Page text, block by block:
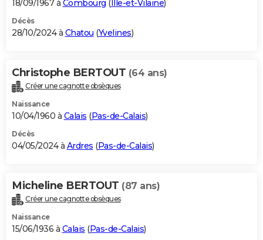
18/09/1967 à Combourg ( Ille-et-Vilaine)
Décès
28/10/2024 à Chatou (Yvelines)
Christophe BERTOUT (64 ans)
Créer une cagnotte obsèques
Naissance
10/04/1960 à Calais (Pas-de-Calais)
Décès
04/05/2024 à Ardres (Pas-de-Calais)
Micheline BERTOUT (87 ans)
Créer une cagnotte obsèques
Naissance
15/06/1936 à Calais (Pas-de-Calais)